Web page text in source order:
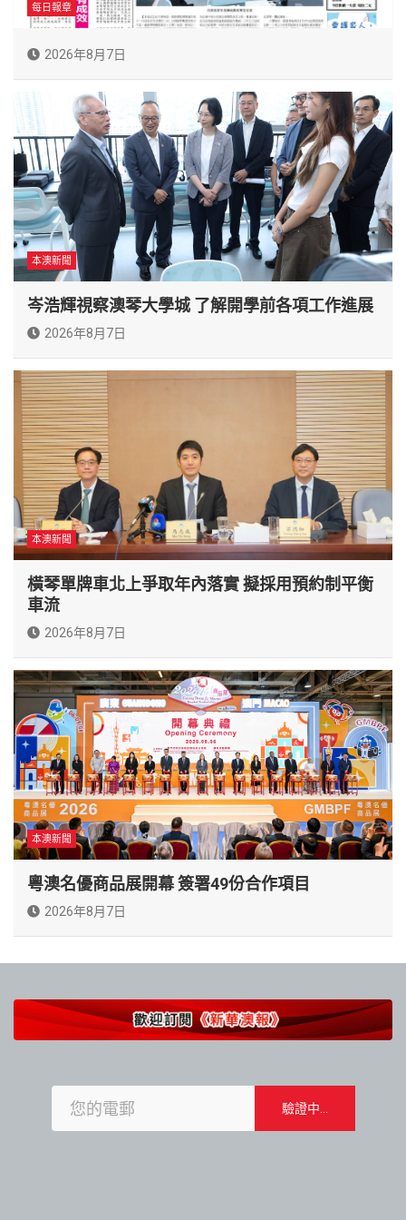
每日報章
2026年8月7日
本澳新聞
岑浩輝視察澳琴大學城 了解開學前各項工作進展
2026年8月7日
本澳新聞
橫琴單牌車北上爭取年內落實 擬採用預約制平衡
車流
2026年8月7日
本澳新聞
粵澳名優商品展開幕 簽署49份合作項目
2026年8月7日